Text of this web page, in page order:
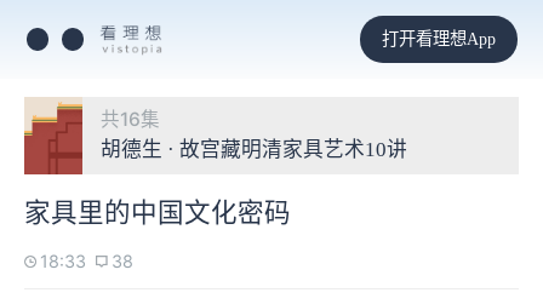
打开看理想App
共16集
胡德生 · 故宫藏明清家具艺术10讲
家具里的中国文化密码
18:33 38